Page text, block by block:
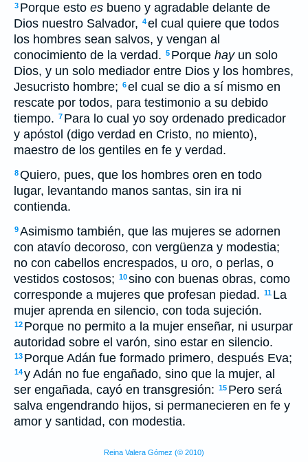
3 Porque esto es bueno y agradable delante de
Dios nuestro Salvador, 4el cual quiere que todos
los hombres sean salvos, y vengan al
conocimiento de la verdad. 5 Porque hayun solo
Dios, y un solo mediador entre Dios y los hombres,
Jesucristo hombre; 6el cual se dio a sí mismo en
rescate por todos, para testimonio a su debido
tiempo. 7 Para lo cual yo soy ordenado predicador
y apóstol (digo verdad en Cristo, no miento),
maestro de los gentiles en fe y verdad.
8Quiero, pues, que los hombres oren en todo
lugar, levantando manos santas, sin ira ni
contienda.
9Asimismo también, que las mujeres se adornen
con atavío decoroso, con vergüenza y modestia;
no con cabellos encrespados, u oro, o perlas, o
vestidos costosos; 10sino con buenas obras, como
corresponde a mujeres que profesan piedad. 11 La
mujer aprenda en silencio, con toda sujeción.
12 Porque no permito a la mujer enseñar, ni usurpar
autoridad sobre el varón, sino estar en silencio.
13 Porque Adán fue formado primero, después Eva;
14y Adán no fue engañado, sino que la mujer, al
ser engañada, cayó en transgresión: 15 Pero será
salva engendrando hijos, si permanecieren en fe y
amor y santidad, con modestia.
Reina Valera Gómez (© 2010)